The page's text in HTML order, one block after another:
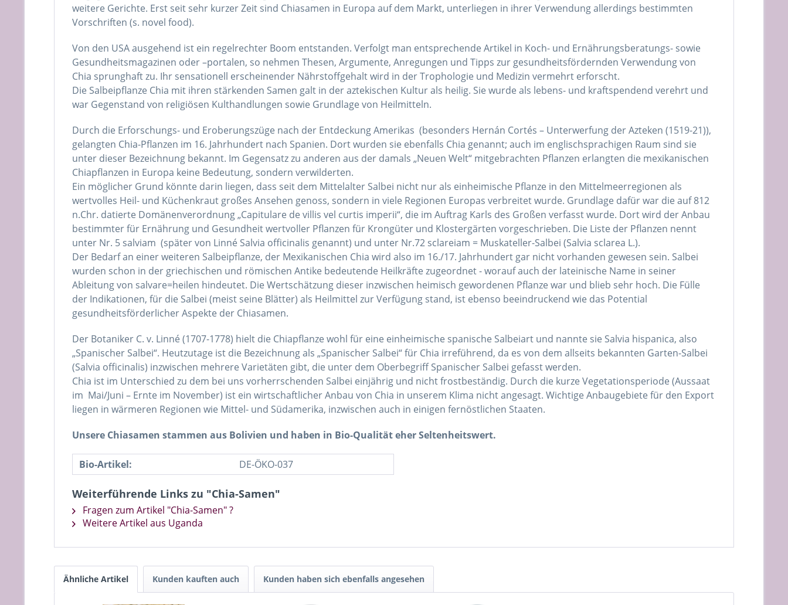
weitere Gerichte. Erst seit sehr kurzer Zeit sind Chiasamen in Europa auf dem Markt, unterliegen in ihrer Verwendung allerdings bestimmten
Vorschriften (s. novel food).
Von den USA ausgehend ist ein regelrechter Boom entstanden. Verfolgt man entsprechende Artikel in Koch- und Ernährungsberatungs- sowie
Gesundheitsmagazinen oder –portalen, so nehmen Thesen, Argumente, Anregungen und Tipps zur gesundheitsfördernden Verwendung von
Chia sprunghaft zu. Ihr sensationell erscheinender Nährstoffgehalt wird in der Trophologie und Medizin vermehrt erforscht.
Die Salbeipflanze Chia mit ihren stärkenden Samen galt in der aztekischen Kultur als heilig. Sie wurde als lebens- und kraftspendend verehrt und
war Gegenstand von religiösen Kulthandlungen sowie Grundlage von Heilmitteln.
Durch die Erforschungs- und Eroberungszüge nach der Entdeckung Amerikas (besonders Hernán Cortés – Unterwerfung der Azteken (1519-21)),
gelangten Chia-Pflanzen im 16. Jahrhundert nach Spanien. Dort wurden sie ebenfalls Chia genannt; auch im englischsprachigen Raum sind sie
unter dieser Bezeichnung bekannt. Im Gegensatz zu anderen aus der damals „Neuen Welt“ mitgebrachten Pflanzen erlangten die mexikanischen
Chiapflanzen in Europa keine Bedeutung, sondern verwilderten.
Ein möglicher Grund könnte darin liegen, dass seit dem Mittelalter Salbei nicht nur als einheimische Pflanze in den Mittelmeerregionen als
wertvolles Heil- und Küchenkraut großes Ansehen genoss, sondern in viele Regionen Europas verbreitet wurde. Grundlage dafür war die auf 812
n.Chr. datierte Domänenverordnung „Capitulare de villis vel curtis imperii“, die im Auftrag Karls des Großen verfasst wurde. Dort wird der Anbau
bestimmter für Ernährung und Gesundheit wertvoller Pflanzen für Krongüter und Klostergärten vorgeschrieben. Die Liste der Pflanzen nennt
unter Nr. 5 salviam (später von Linné Salvia officinalis genannt) und unter Nr.72 sclareiam = Muskateller-Salbei (Salvia sclarea L.).
Der Bedarf an einer weiteren Salbeipflanze, der Mexikanischen Chia wird also im 16./17. Jahrhundert gar nicht vorhanden gewesen sein. Salbei
wurden schon in der griechischen und römischen Antike bedeutende Heilkräfte zugeordnet - worauf auch der lateinische Name in seiner
Ableitung von salvare=heilen hindeutet. Die Wertschätzung dieser inzwischen heimisch gewordenen Pflanze war und blieb sehr hoch. Die Fülle
der Indikationen, für die Salbei (meist seine Blätter) als Heilmittel zur Verfügung stand, ist ebenso beeindruckend wie das Potential
gesundheitsförderlicher Aspekte der Chiasamen.
Der Botaniker C. v. Linné (1707-1778) hielt die Chiapflanze wohl für eine einheimische spanische Salbeiart und nannte sie Salvia hispanica, also
„Spanischer Salbei“. Heutzutage ist die Bezeichnung als „Spanischer Salbei“ für Chia irreführend, da es von dem allseits bekannten Garten-Salbei
(Salvia officinalis) inzwischen mehrere Varietäten gibt, die unter dem Oberbegriff Spanischer Salbei gefasst werden.
Chia ist im Unterschied zu dem bei uns vorherrschenden Salbei einjährig und nicht frostbeständig. Durch die kurze Vegetationsperiode (Aussaat
im Mai/Juni – Ernte im November) ist ein wirtschaftlicher Anbau von Chia in unserem Klima nicht angesagt. Wichtige Anbaugebiete für den Export
liegen in wärmeren Regionen wie Mittel- und Südamerika, inzwischen auch in einigen fernöstlichen Staaten.
Unsere Chiasamen stammen aus Bolivien und haben in Bio-Qualität eher Seltenheitswert.
Bio-Artikel: DE-ÖKO-037
Weiterführende Links zu "Chia-Samen"
Fragen zum Artikel "Chia-Samen" ?
Weitere Artikel aus Uganda
Ähnliche Artikel Kunden kauften auch Kunden haben sich ebenfalls angesehen